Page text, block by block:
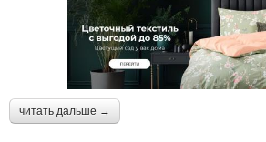
читать дальше →